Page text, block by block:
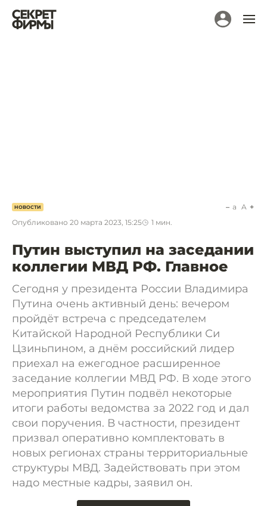
НОВОСТИ
Опубликовано 20 марта 2023, 15:25 1 мин.
a A
Путин выступил на заседании
коллегии МВД РФ. Главное
Сегодня у президента России Владимира
Путина очень активный день: вечером
пройдёт встреча с председателем
Китайской Народной Республики Си
Цзиньпином, а днём российский лидер
приехал на ежегодное расширенное
заседание коллегии МВД РФ. В ходе этого
мероприятия Путин подвёл некоторые
итоги работы ведомства за 2022 год и дал
свои поручения. В частности, президент
призвал оперативно комплектовать в
новых регионах страны территориальные
структуры МВД. Задействовать при этом
надо местные кадры, заявил он.